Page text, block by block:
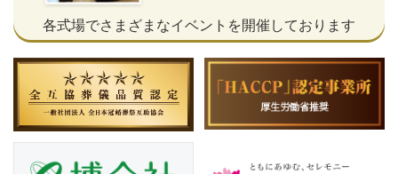
各式場でさまざまなイベントを開催しております